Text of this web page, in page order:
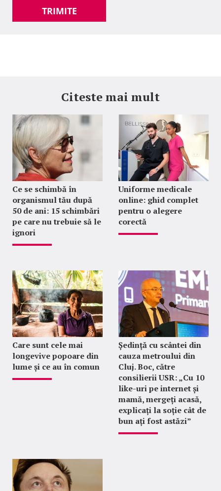
TRIMITE
Citeste mai mult
Ce se schimbă în
organismul tău după
50 de ani: 15 schimbări
pe care nu trebuie să le
ignori
Uniforme medicale
online: ghid complet
pentru o alegere
corectă
Care sunt cele mai
longevive popoare din
lume și ce au în comun
Ședință cu scântei din
cauza metroului din
Cluj. Boc, către
consilierii USR: „Cu 10
like-uri pe internet și
mamă, mergeți acasă,
explicați la soție cât de
bun ați fost astăzi”